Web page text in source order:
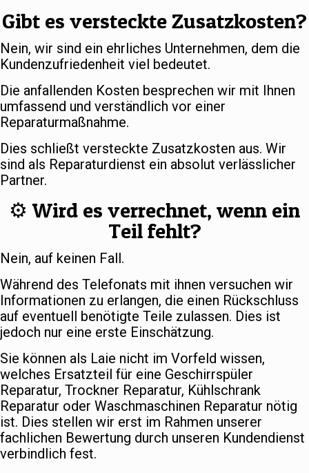
Gibt es versteckte Zusatzkosten?
Nein, wir sind ein ehrliches Unternehmen, dem die
Kundenzufriedenheit viel bedeutet.
Die anfallenden Kosten besprechen wir mit Ihnen
umfassend und verständlich vor einer
Reparaturmaßnahme.
Dies schließt versteckte Zusatzkosten aus. Wir
sind als Reparaturdienst ein absolut verlässlicher
Partner.
⚙️ Wird es verrechnet, wenn ein
Teil fehlt?
Nein, auf keinen Fall.
Während des Telefonats mit ihnen versuchen wir
Informationen zu erlangen, die einen Rückschluss
auf eventuell benötigte Teile zulassen. Dies ist
jedoch nur eine erste Einschätzung.
Sie können als Laie nicht im Vorfeld wissen,
welches Ersatzteil für eine Geschirrspüler
Reparatur, Trockner Reparatur, Kühlschrank
Reparatur oder Waschmaschinen Reparatur nötig
ist. Dies stellen wir erst im Rahmen unserer
fachlichen Bewertung durch unseren Kundendienst
verbindlich fest.